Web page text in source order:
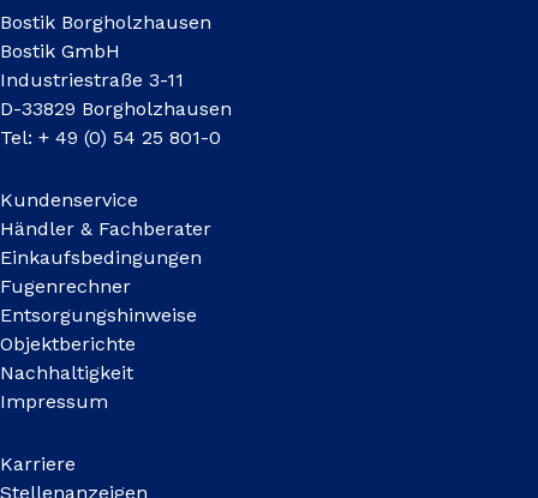
Bostik Borgholzhausen
Bostik GmbH
Industriestraße 3-11
D-33829 Borgholzhausen
Tel: + 49 (0) 54 25 801-0
Kundenservice
Händler & Fachberater
Einkaufsbedingungen
Fugenrechner
Entsorgungshinweise
Objektberichte
Nachhaltigkeit
Impressum
Karriere
Stellenanzeigen